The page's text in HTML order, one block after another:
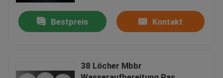
Bestpreis Kontakt
38 Löcher Mbbr